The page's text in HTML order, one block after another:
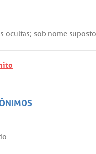
ocultas; sob nome suposto